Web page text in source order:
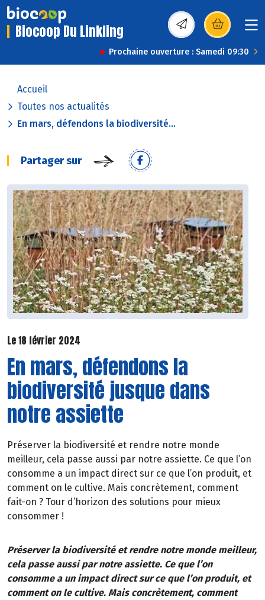
Biocoop Du Linkling (s’ouvre dans une
Prochaine ouverture : Samedi 09:30
Accueil
Toutes nos actualités
En mars, défendons la biodiversité...
Partager sur
Le 18 février 2024
En mars, défendons la
biodiversité jusque dans
notre assiette
Préserver la biodiversité et rendre notre monde
meilleur, cela passe aussi par notre assiette. Ce que l’on
consomme a un impact direct sur ce que l’on produit, et
comment on le cultive. Mais concrètement, comment
fait-on ? Tour d’horizon des solutions pour mieux
consommer !
Préserver la biodiversité et rendre notre monde meilleur,
cela passe aussi par notre assiette. Ce que l’on
consomme a un impact direct sur ce que l’on produit, et
comment on le cultive. Mais concrètement, comment